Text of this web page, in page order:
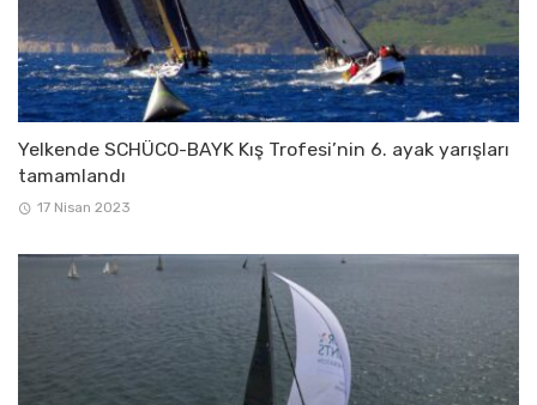
Yelkende SCHÜCO-BAYK Kış Trofesi’nin 6. ayak yarışları
tamamlandı
17 Nisan 2023